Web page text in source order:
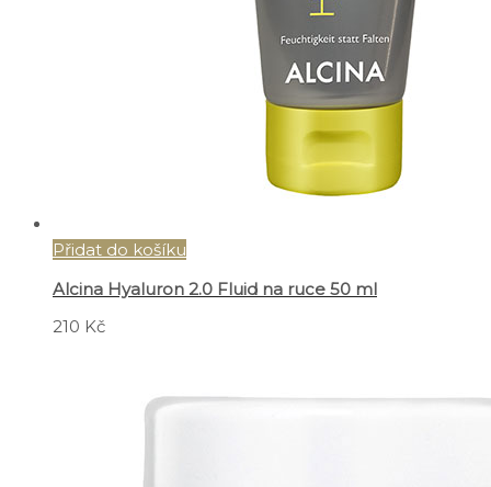
Přidat do košíku
Alcina Hyaluron 2.0 Fluid na ruce 50 ml
210 Kč